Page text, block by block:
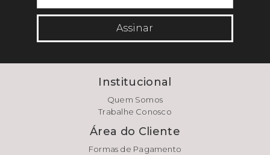
Assinar
Institucional
Quem Somos
Trabalhe Conosco
Área do Cliente
Formas de Pagamento